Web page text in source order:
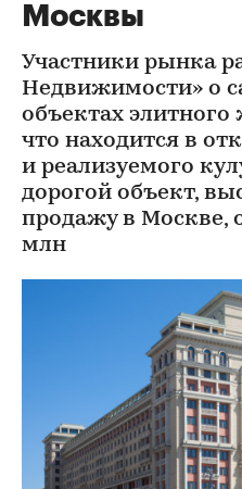
Москвы
Участники рынка
Недвижимости» о
объектах
что находится в
и реализуемого
дорогой объект,
продажу в Москве,
млн